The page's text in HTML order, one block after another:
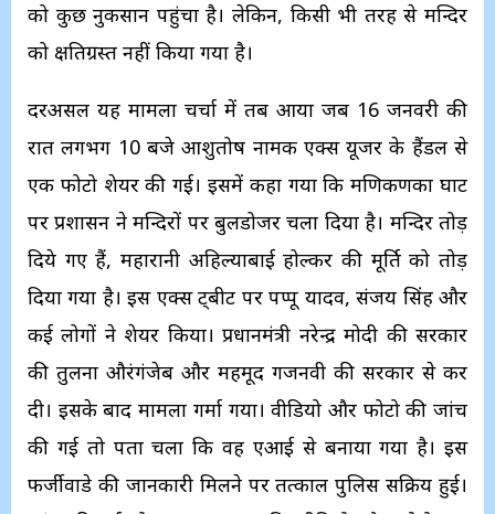
को कुछ नुकसान पहुंचा है। लेकिन, किसी भी तरह से मन्दिर
को क्षतिग्रस्त नहीं किया गया है।
दरअसल यह मामला चर्चा में तब आया जब 16 जनवरी की
रात लगभग 10 बजे आशुतोष नामक एक्स यूजर के हैंडल से
एक फोटो शेयर की गई। इसमें कहा गया कि मणिकर्णिका घाट
पर प्रशासन ने मन्दिरों पर बुलडोजर चला दिया है। मन्दिर तोड़
दिये गए हैं, महारानी अहिल्याबाई होल्कर की मूर्ति को तोड़
दिया गया है। इस एक्स ट्बीट पर पप्पू यादव, संजय सिंह और
कई लोगों ने शेयर किया। प्रधानमंत्री नरेन्द्र मोदी की सरकार
की तुलना औरंगंजेब और महमूद गजनवी की सरकार से कर
दी। इसके बाद मामला गर्मा गया। वीडियो और फोटो की जांच
की गई तो पता चला कि वह एआई से बनाया गया है। इस
फर्जीवाडे की जानकारी मिलने पर तत्काल पुलिस सक्रिय हुई।